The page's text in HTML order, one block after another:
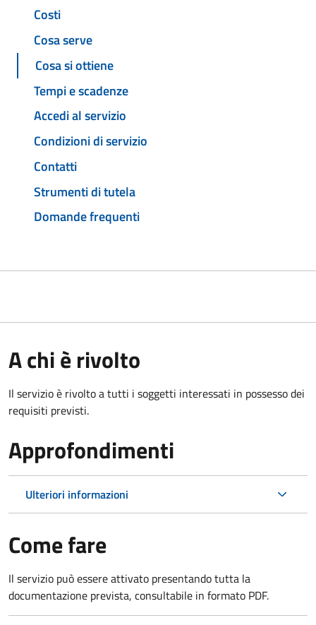
Costi
Cosa serve
Cosa si ottiene
Tempi e scadenze
Accedi al servizio
Condizioni di servizio
Contatti
Strumenti di tutela
Domande frequenti
A chi è rivolto
Il servizio è rivolto a tutti i soggetti interessati in possesso dei
requisiti previsti.
Approfondimenti
Ulteriori informazioni
Come fare
Il servizio può essere attivato presentando tutta la
documentazione prevista, consultabile in formato PDF.